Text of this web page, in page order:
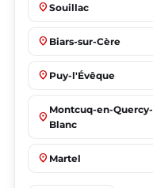
place Souillac
place Biars-sur-Cère
place Puy-l'Évêque
place
Montcuq-en-Quercy-
Blanc
place Martel